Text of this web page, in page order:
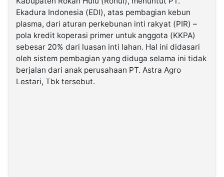
Kabarbaru.co
2026
Kabarbaru
Media
Holding
Ekadura Indonesia (EDI), atas pembagian kebun
plasma, dari aturan perkebunan inti rakyat (PIR) –
pola kredit koperasi primer untuk anggota (KKPA)
sebesar 20% dari luasan inti lahan. Hal ini didasari
oleh sistem pembagian yang diduga selama ini tidak
berjalan dari anak perusahaan PT. Astra Agro
Lestari, Tbk tersebut.